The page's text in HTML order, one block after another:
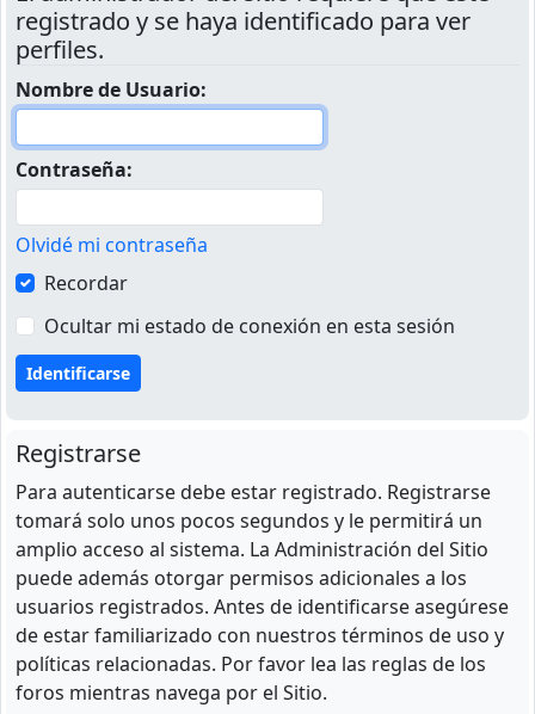
registrado y se haya identificado para ver
perfiles.
Nombre de Usuario:
Contraseña:
Olvidé mi contraseña
Recordar
Ocultar mi estado de conexión en esta sesión
Registrarse
Para autenticarse debe estar registrado. Registrarse
tomará solo unos pocos segundos y le permitirá un
amplio acceso al sistema. La Administración del Sitio
puede además otorgar permisos adicionales a los
usuarios registrados. Antes de identificarse asegúrese
de estar familiarizado con nuestros términos de uso y
políticas relacionadas. Por favor lea las reglas de los
foros mientras navega por el Sitio.